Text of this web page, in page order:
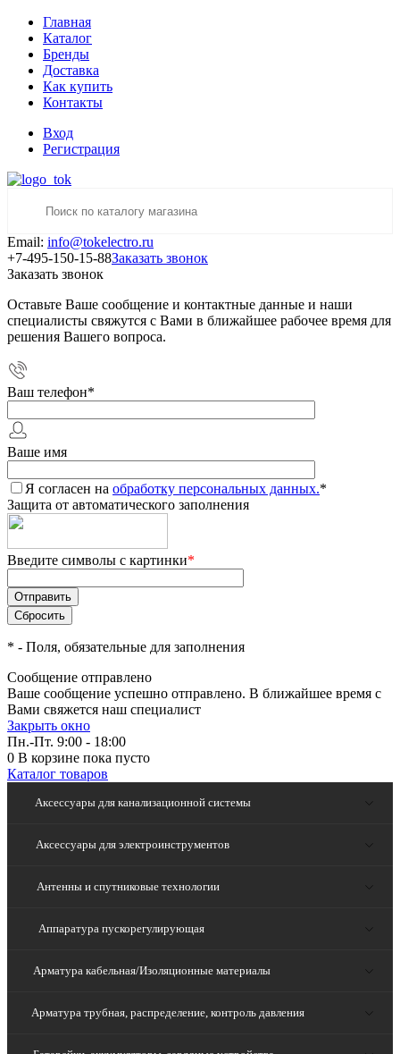
Главная
Каталог
Бренды
Доставка
Как купить
Контакты
Вход
Регистрация
Email: info@tokelectro.ru
+7-495-150-15-88Заказать звонок
Заказать звонок
Оставьте Ваше сообщение и контактные данные и наши
специалисты свяжутся с Вами в ближайшее рабочее время для
решения Вашего вопроса.
Ваш телефон*
Ваше имя
Я согласен на обработку персональных данных.*
Защита от автоматического заполнения
Введите символы с картинки*
* - Поля, обязательные для заполнения
Сообщение отправлено
Ваше сообщение успешно отправлено. В ближайшее время с
Вами свяжется наш специалист
Закрыть окно
Пн.-Пт. 9:00 - 18:00
0 В корзине пока пусто
Каталог товаров
Аксессуары для канализационной системы
Аксессуары для электроинструментов
Антенны и спутниковые технологии
Аппаратура пускорегулирующая
Арматура кабельная/Изоляционные материалы
Арматура трубная, распределение, контроль давления